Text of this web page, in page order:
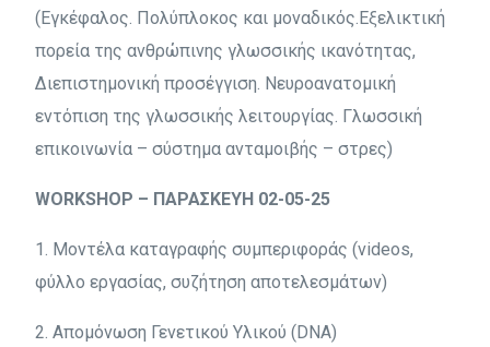
(Εγκέφαλος. Πολύπλοκος και μοναδικός.Εξελικτική
πορεία της ανθρώπινης γλωσσικής ικανότητας,
Διεπιστημονική προσέγγιση. Νευροανατομική
εντόπιση της γλωσσικής λειτουργίας. Γλωσσική
επικοινωνία – σύστημα ανταμοιβής – στρες)
WORKSHOP – ΠΑΡΑΣΚΕΥΗ 02-05-25
1. Μοντέλα καταγραφής συμπεριφοράς (videos,
φύλλο εργασίας, συζήτηση αποτελεσμάτων)
2. Απομόνωση Γενετικού Υλικού (DNA)